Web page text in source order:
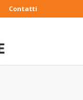
Contatti